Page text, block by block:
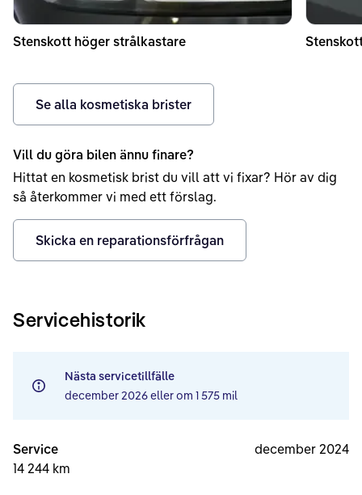
Stenskott höger strålkastare
Se alla kosmetiska brister
Vill du göra bilen ännu finare?
Hittat en kosmetisk brist du vill att vi fixar? Hör av dig
så återkommer vi med ett förslag.
Skicka en reparationsförfrågan
Servicehistorik
Nästa servicetillfälle
december 2026eller om 1 575 mil
Service
14 244 km
december 2024